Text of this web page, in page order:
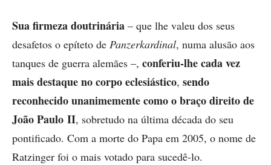
Sua firmeza doutrinária – que lhe valeu dos seus
desafetos o epíteto de Panzerkardinal, numa alusão aos
tanques de guerra alemães –, conferiu-lhecada vez
mais destaque no corpo eclesiástico, sendo
reconhecido unanimemente como o braço direito de
João Paulo II, sobretudo na última década do seu
pontificado. Com a morte do Papa em 2005, o nome de
Ratzinger foi o mais votado para sucedê-lo.